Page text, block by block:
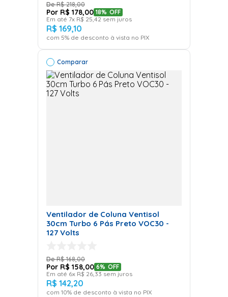
R$ 218,00
R$ 178,00 18% OFF
Em até 7x R$ 25,42 sem juros
R$ 169,10
com 5% de desconto à vista no PIX
Comparar
Ventilador de Coluna Ventisol
30cm Turbo 6 Pás Preto VOC30 -
127 Volts
R$ 168,00
R$ 158,00 6% OFF
Em até 6x R$ 26,33 sem juros
R$ 142,20
com 10% de desconto à vista no PIX